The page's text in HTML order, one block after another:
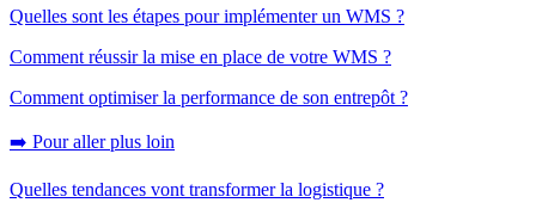
Quelles sont les étapes pour implémenter un WMS ?
Comment réussir la mise en place de votre WMS ?
Comment optimiser la performance de son entrepôt ?
➡️ Pour aller plus loin
Quelles tendances vont transformer la logistique ?